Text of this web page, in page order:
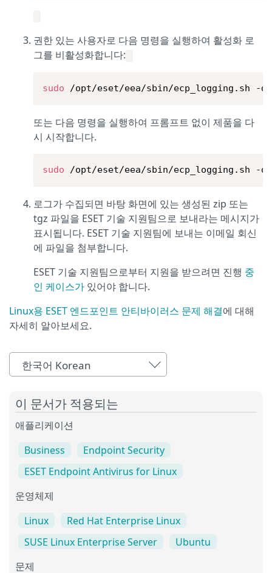
권한 있는 사용자로 다음 명령을 실행하여 활성화 로
그를 비활성화합니다:
sudo /opt/eset/eea/sbin/ecp_logging.sh -d
또는 다음 명령을 실행하여 프롬프트 없이 제품을 다
시 시작합니다.
sudo /opt/eset/eea/sbin/ecp_logging.sh -
로그가 수집되면 바탕 화면에 있는 생성된 zip 또는
tgz 파일을 ESET 기술 지원팀으로 보내라는 메시지가
표시됩니다. ESET 기술 지원팀에 보내는 이메일 회신
에 파일을 첨부합니다.
ESET 기술 지원팀으로부터 지원을 받으려면 진행 중
인 케이스가 있어야 합니다.
Linux용 ESET 엔드포인트 안티바이러스 문제 해결에 대해
자세히 알아보세요.
한국어 Korean
이 문서가 적용되는
애플리케이션
Business
Endpoint Security
ESET Endpoint Antivirus for Linux
운영체제
Linux
Red Hat Enterprise Linux
SUSE Linux Enterprise Server
Ubuntu
문제